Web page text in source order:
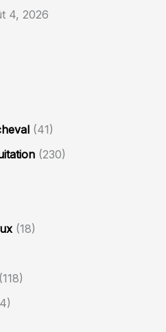
4, 2026
(41)
(230)
(18)
(118)